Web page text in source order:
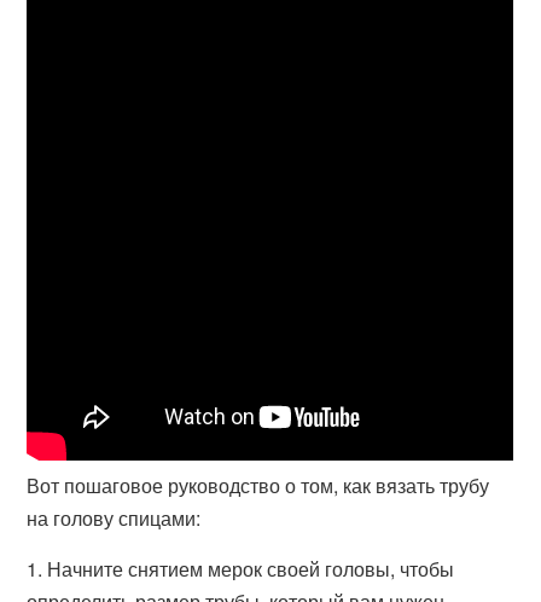
Вот пошаговое руководство о том, как вязать трубу
на голову спицами:
1. Начните снятием мерок своей головы, чтобы